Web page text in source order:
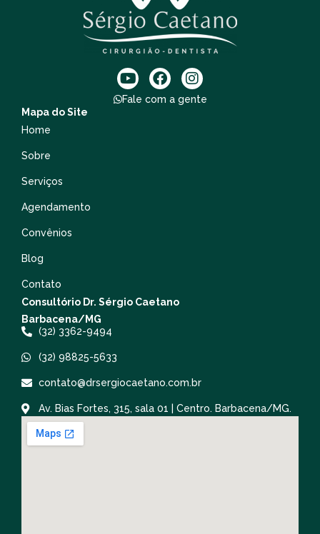
Fale com a gente
Mapa do Site
Home
Sobre
Serviços
Agendamento
Convênios
Blog
Contato
Consultório Dr. Sérgio Caetano
Barbacena/MG
(32) 3362-9494
(32) 98825-5633
contato@drsergiocaetano.com.br
Av. Bias Fortes, 315, sala 01 | Centro. Barbacena/MG.